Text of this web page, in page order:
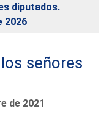
diputados.
2026
señores
de 2021